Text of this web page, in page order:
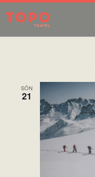
SÖN
21